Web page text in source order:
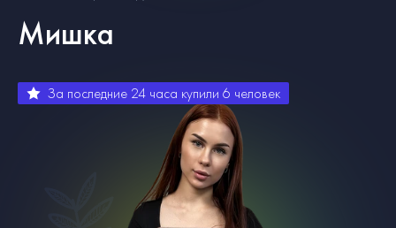
Мишка
За последние 24 часа купили 6 человек